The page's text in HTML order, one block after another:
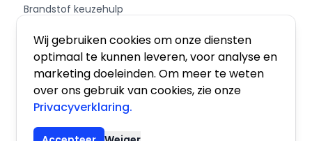
Wij gebruiken cookies om onze diensten
optimaal te kunnen leveren, voor analyse en
marketing doeleinden. Om meer te weten
over ons gebruik van cookies, zie onze
Privacyverklaring.
Brandstof keuzehulp
Schakel of automaat?
Private Leasen,
Financieren of Kopen?